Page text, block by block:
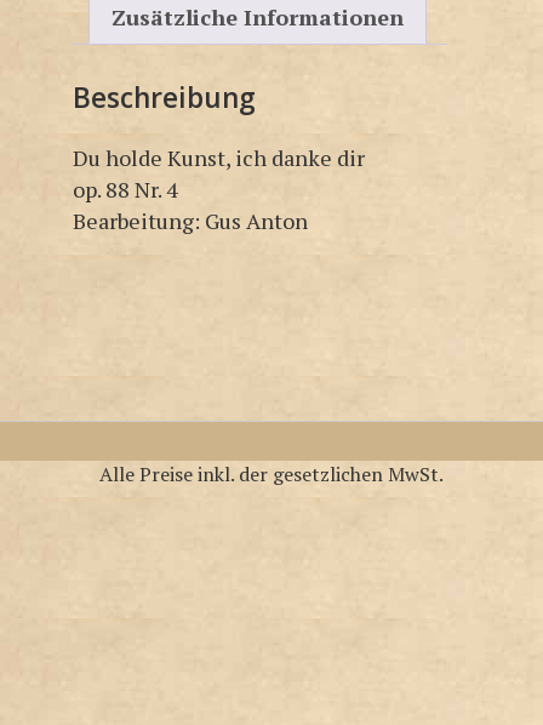
Zusätzliche Informationen
Beschreibung
Du holde Kunst, ich danke dir
op. 88 Nr. 4
Bearbeitung: Gus Anton
Alle Preise inkl. der gesetzlichen MwSt.